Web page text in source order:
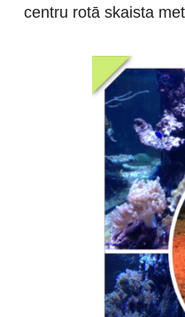
centru rotā skaista